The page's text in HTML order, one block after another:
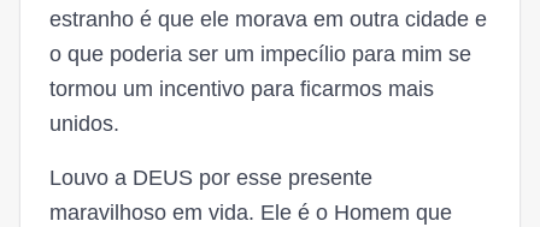
estranho é que ele morava em outra cidade e
o que poderia ser um impecílio para mim se
tormou um incentivo para ficarmos mais
unidos.
Louvo a DEUS por esse presente
maravilhoso em vida. Ele é o Homem que